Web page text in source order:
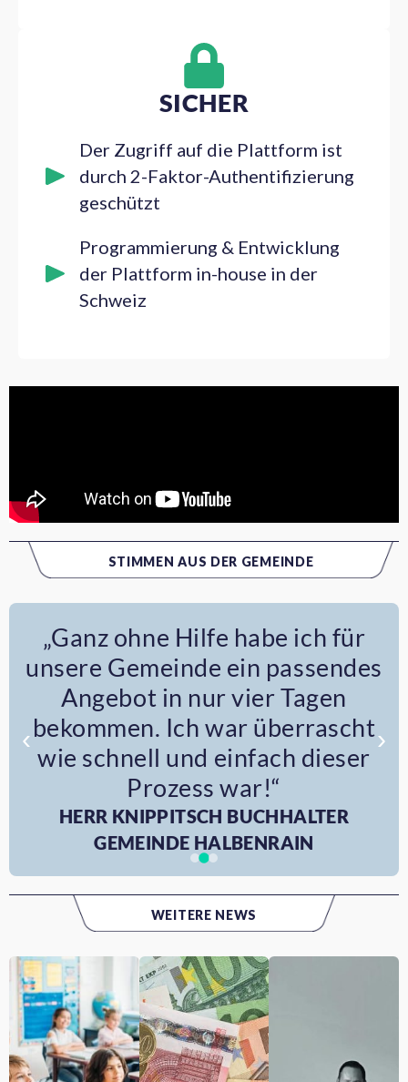
SICHER
Der Zugriff auf die Plattform ist
durch 2-Faktor-Authentifizierung
geschützt
Programmierung & Entwicklung
der Plattform in-house in der
Schweiz
STIMMEN AUS DER GEMEINDE
„Ganz ohne Hilfe habe ich für
unsere Gemeinde ein passendes
Angebot in nur vier Tagen
bekommen. Ich war überrascht
wie schnell und einfach dieser
Prozess war!“
HERR KNIPPITSCH BUCHHALTER
GEMEINDE HALBENRAIN
‹ ›
WEITERE NEWS